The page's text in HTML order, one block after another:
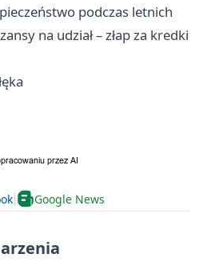
podczas letnich
na udział – złap za kredki
Google News